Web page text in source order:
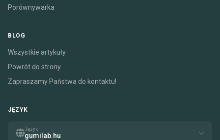
Porównywarka
BLOG
Wszystkie artykuły
Powrót do strony
Zapraszamy Państwa do kontaktu!
JĘZYK
Język
gumilab.hu